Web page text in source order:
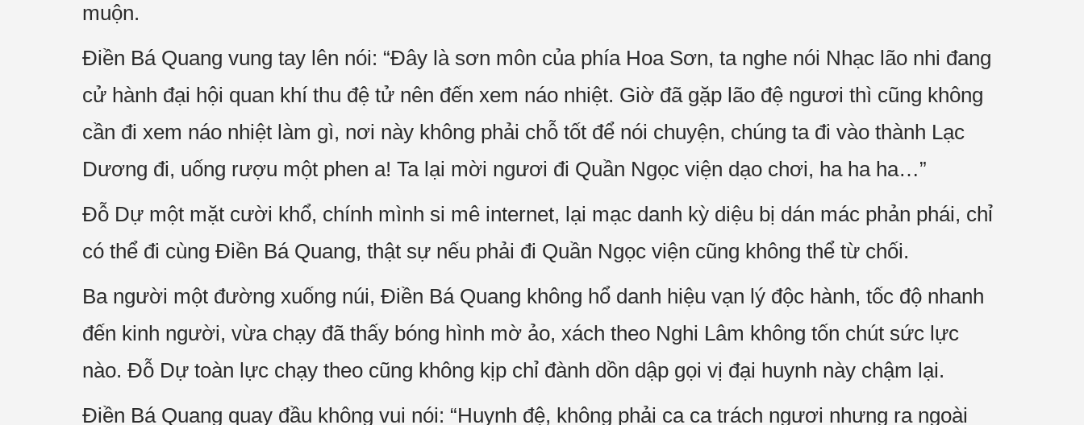
muộn.
Điền Bá Quang vung tay lên nói: “Đây là sơn môn của phía Hoa Sơn, ta nghe nói Nhạc lão nhi đang
cử hành đại hội quan khí thu đệ tử nên đến xem náo nhiệt. Giờ đã gặp lão đệ ngươi thì cũng không
cần đi xem náo nhiệt làm gì, nơi này không phải chỗ tốt để nói chuyện, chúng ta đi vào thành Lạc
Dương đi, uống rượu một phen a! Ta lại mời ngươi đi Quần Ngọc viện dạo chơi, ha ha ha…”
Đỗ Dự một mặt cười khổ, chính mình si mê internet, lại mạc danh kỳ diệu bị dán mác phản phái, chỉ
có thể đi cùng Điền Bá Quang, thật sự nếu phải đi Quần Ngọc viện cũng không thể từ chối.
Ba người một đường xuống núi, Điền Bá Quang không hổ danh hiệu vạn lý độc hành, tốc độ nhanh
đến kinh người, vừa chạy đã thấy bóng hình mờ ảo, xách theo Nghi Lâm không tốn chút sức lực
nào. Đỗ Dự toàn lực chạy theo cũng không kịp chỉ đành dồn dập gọi vị đại huynh này chậm lại.
Điền Bá Quang quay đầu không vui nói: “Huynh đệ, không phải ca ca trách ngươi nhưng ra ngoài